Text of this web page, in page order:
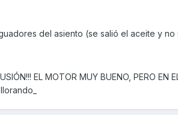
del asiento (se salió el aceite y no
EL MOTOR MUY BUENO, PERO EN